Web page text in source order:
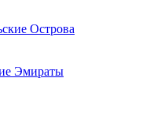
Острова
Эмираты